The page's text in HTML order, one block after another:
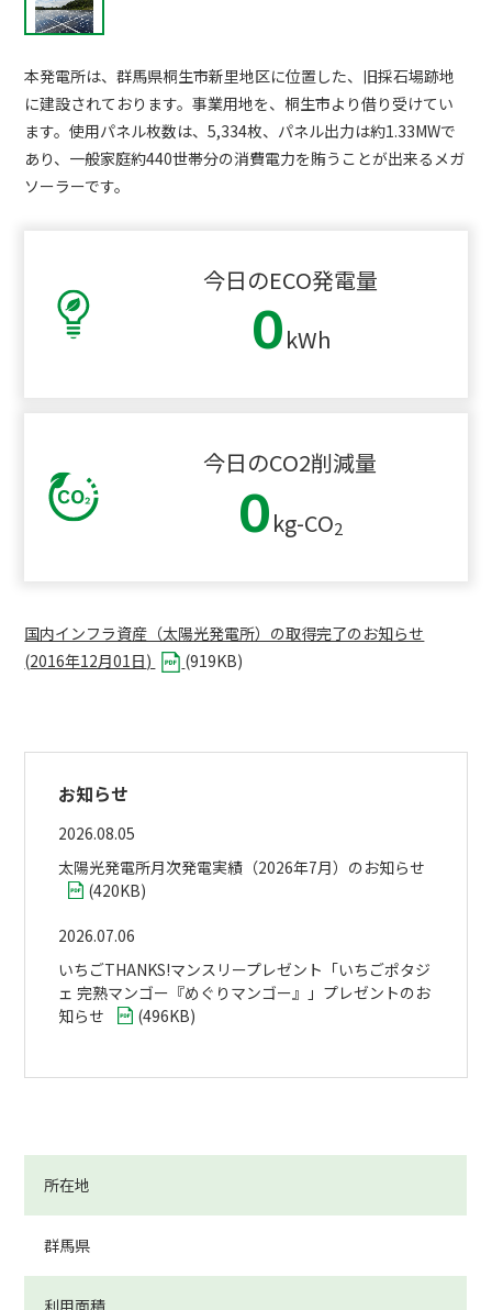
本発電所は、群馬県桐生市新里地区に位置した、旧採石場跡地
に建設されております。事業用地を、桐生市より借り受けてい
ます。使用パネル枚数は、5,334枚、パネル出力は約1.33MWで
あり、一般家庭約440世帯分の消費電力を賄うことが出来るメガ
ソーラーです。
今日のECO発電量
0kWh
今日のCO2削減量
0kg-CO2
国内インフラ資産（太陽光発電所）の取得完了のお知らせ
(2016年12月01日) (919KB)
お知らせ
2026.08.05
太陽光発電所月次発電実績（2026年7月）のお知らせ
(420KB)
2026.07.06
いちごTHANKS!マンスリープレゼント「いちごポタジ
ェ 完熟マンゴー『めぐりマンゴー』」プレゼントのお
知らせ
(496KB)
所在地
群馬県
利用面積